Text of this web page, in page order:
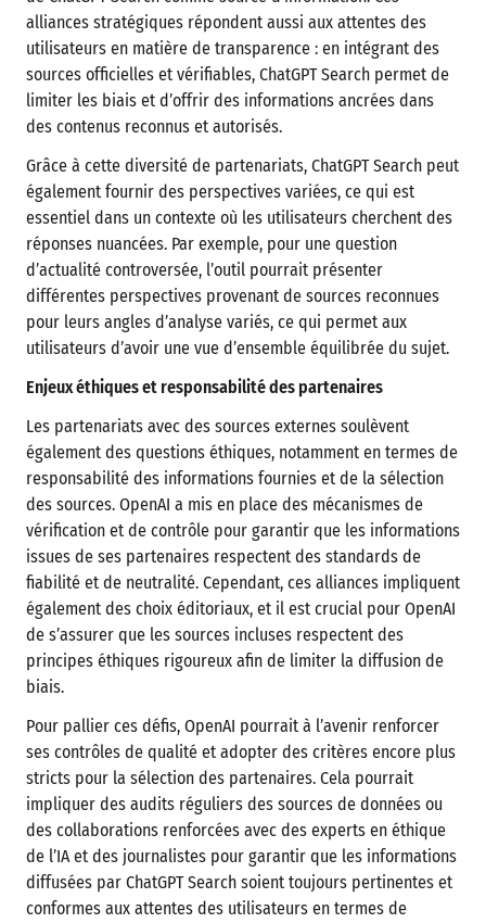
alliances stratégiques répondent aussi aux attentes des
utilisateurs en matière de transparence : en intégrant des
sources officielles et vérifiables, ChatGPT Search permet de
limiter les biais et d’offrir des informations ancrées dans
des contenus reconnus et autorisés.
Grâce à cette diversité de partenariats, ChatGPT Search peut
également fournir des perspectives variées, ce qui est
essentiel dans un contexte où les utilisateurs cherchent des
réponses nuancées. Par exemple, pour une question
d’actualité controversée, l’outil pourrait présenter
différentes perspectives provenant de sources reconnues
pour leurs angles d’analyse variés, ce qui permet aux
utilisateurs d’avoir une vue d’ensemble équilibrée du sujet.
Enjeux éthiques et responsabilité des partenaires
Les partenariats avec des sources externes soulèvent
également des questions éthiques, notamment en termes de
responsabilité des informations fournies et de la sélection
des sources. OpenAI a mis en place des mécanismes de
vérification et de contrôle pour garantir que les informations
issues de ses partenaires respectent des standards de
fiabilité et de neutralité. Cependant, ces alliances impliquent
également des choix éditoriaux, et il est crucial pour OpenAI
de s’assurer que les sources incluses respectent des
principes éthiques rigoureux afin de limiter la diffusion de
biais.
Pour pallier ces défis, OpenAI pourrait à l’avenir renforcer
ses contrôles de qualité et adopter des critères encore plus
stricts pour la sélection des partenaires. Cela pourrait
impliquer des audits réguliers des sources de données ou
des collaborations renforcées avec des experts en éthique
de l’IA et des journalistes pour garantir que les informations
diffusées par ChatGPT Search soient toujours pertinentes et
conformes aux attentes des utilisateurs en termes de